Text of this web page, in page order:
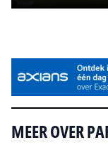
MEER OVER